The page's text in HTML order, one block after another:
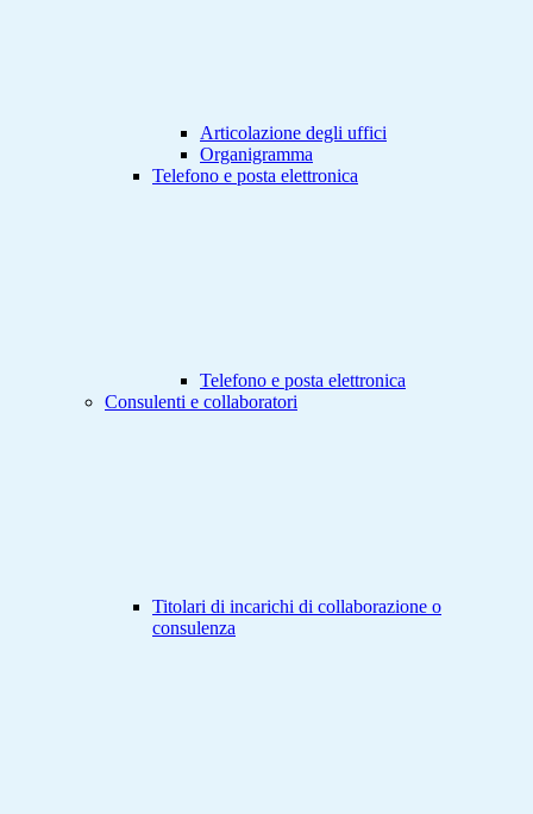
Articolazione degli uffici
Organigramma
Telefono e posta elettronica
Telefono e posta elettronica
Consulenti e collaboratori
Titolari di incarichi di collaborazione o
consulenza